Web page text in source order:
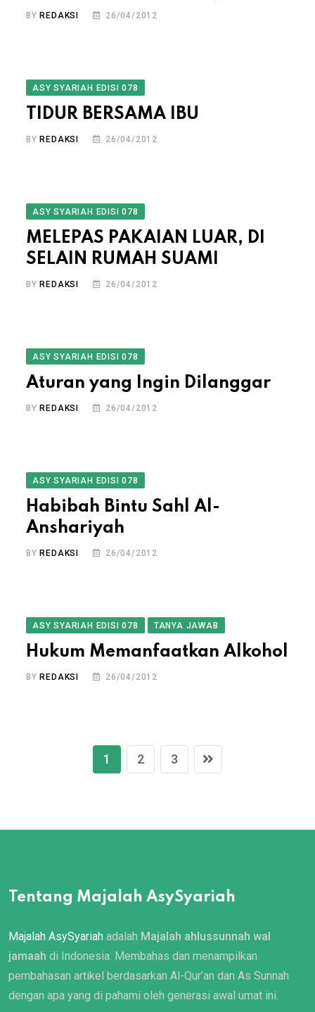
BYREDAKSI 26/04/2012
ASY SYARIAH EDISI 078
TIDUR BERSAMA IBU
BYREDAKSI 26/04/2012
ASY SYARIAH EDISI 078
MELEPAS PAKAIAN LUAR, DI
SELAIN RUMAH SUAMI
BYREDAKSI 26/04/2012
ASY SYARIAH EDISI 078
Aturan yang Ingin Dilanggar
BYREDAKSI 26/04/2012
ASY SYARIAH EDISI 078
Habibah Bintu Sahl Al-
Anshariyah
BYREDAKSI 26/04/2012
ASY SYARIAH EDISI 078 TANYA JAWAB
Hukum Memanfaatkan Alkohol
BYREDAKSI 26/04/2012
1 2 3
Tentang Majalah AsySyariah
Majalah AsySyariah adalah Majalah ahlussunnah wal
jamaah di Indonesia. Membahas dan menampilkan
pembahasan artikel berdasarkan Al-Qur’an dan As Sunnah
dengan apa yang di pahami oleh generasi awal umat ini.